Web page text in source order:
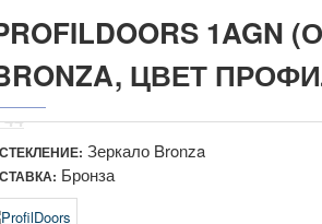
44
ЦВЕТ
Зеркало Bronza
Бронза